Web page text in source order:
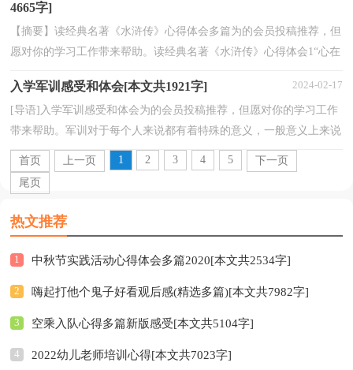
4665字]
【摘要】读经典名著《水浒传》心得体会多篇为的会员投稿推荐，但
愿对你的学习工作带来帮助。读经典名著《水浒传》心得体会1“心在
入学军训感受和体会[本文共1921字] 2024-02-17
[导语]入学军训感受和体会为的会员投稿推荐，但愿对你的学习工作
带来帮助。军训对于每个人来说都有着特殊的意义，一般意义上来说
肯定是都会有不一样的心得体会，今天，小编为大家带...
首页
上一页 1 2 3 4 5
下一页
尾页
热文推荐
1 中秋节实践活动心得体会多篇2020[本文共2534字]
2 嗨起打他个鬼子好看观后感(精选多篇)[本文共7982字]
3 空乘入队心得多篇新版感受[本文共5104字]
4 2022幼儿老师培训心得[本文共7023字]